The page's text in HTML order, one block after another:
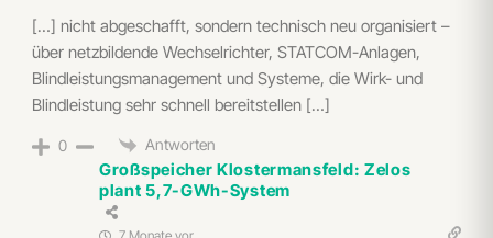
[…] nicht abgeschafft, sondern technisch neu organisiert –
über netzbildende Wechselrichter, STATCOM-Anlagen,
Blindleistungsmanagement und Systeme, die Wirk- und
Blindleistung sehr schnell bereitstellen […]
0 Antworten
Großspeicher Klostermansfeld: Zelos
plant 5,7-GWh-System